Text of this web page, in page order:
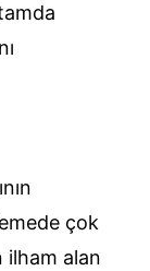
çok
ilham alan